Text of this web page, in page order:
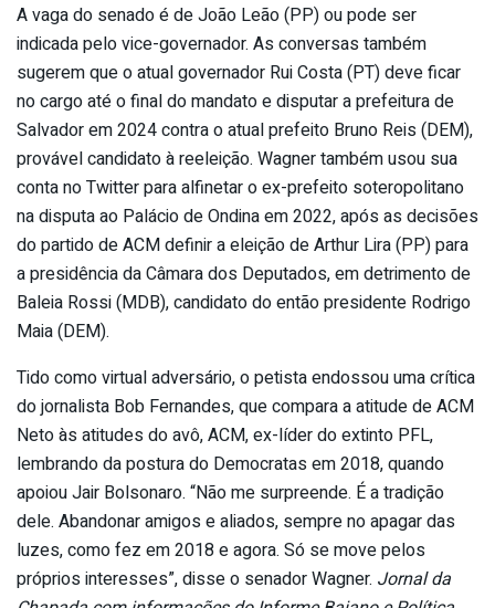
A vaga do senado é de João Leão (PP) ou pode ser
indicada pelo vice-governador. As conversas também
sugerem que o atual governador Rui Costa (PT) deve ficar
no cargo até o final do mandato e disputar a prefeitura de
Salvador em 2024 contra o atual prefeito Bruno Reis (DEM),
provável candidato à reeleição. Wagner também usou sua
conta no Twitter para alfinetar o ex-prefeito soteropolitano
na disputa ao Palácio de Ondina em 2022, após as decisões
do partido de ACM definir a eleição de Arthur Lira (PP) para
a presidência da Câmara dos Deputados, em detrimento de
Baleia Rossi (MDB), candidato do então presidente Rodrigo
Maia (DEM).
Tido como virtual adversário, o petista endossou uma crítica
do jornalista Bob Fernandes, que compara a atitude de ACM
Neto às atitudes do avô, ACM, ex-líder do extinto PFL,
lembrando da postura do Democratas em 2018, quando
apoiou Jair Bolsonaro. “Não me surpreende. É a tradição
dele. Abandonar amigos e aliados, sempre no apagar das
luzes, como fez em 2018 e agora. Só se move pelos
próprios interesses”, disse o senador Wagner. Jornal da